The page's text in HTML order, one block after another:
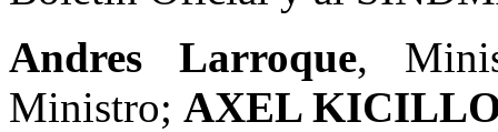
Andres Larroque,
Ministro; AXEL